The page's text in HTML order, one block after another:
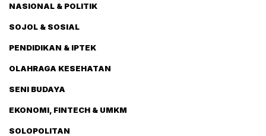
NASIONAL & POLITIK
SOJOL & SOSIAL
PENDIDIKAN & IPTEK
OLAHRAGA KESEHATAN
SENI BUDAYA
EKONOMI, FINTECH & UMKM
SOLOPOLITAN